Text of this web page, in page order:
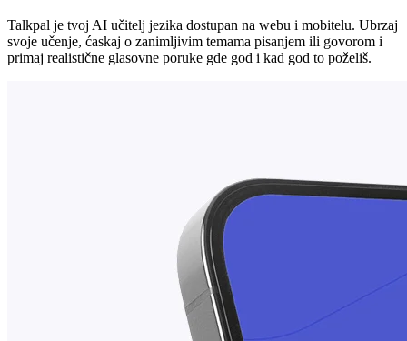
Talkpal je tvoj AI učitelj jezika dostupan na webu i mobitelu. Ubrzaj
svoje učenje, ćaskaj o zanimljivim temama pisanjem ili govorom i
primaj realistične glasovne poruke gde god i kad god to poželiš.